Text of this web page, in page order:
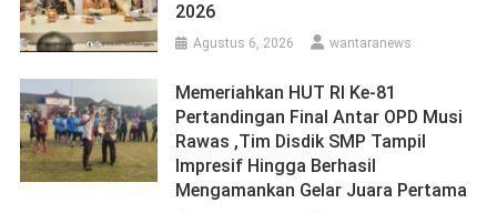
2026
Agustus 6, 2026 wantaranews
Memeriahkan HUT RI Ke-81
Pertandingan Final Antar OPD Musi
Rawas ,Tim Disdik SMP Tampil
Impresif Hingga Berhasil
Mengamankan Gelar Juara Pertama